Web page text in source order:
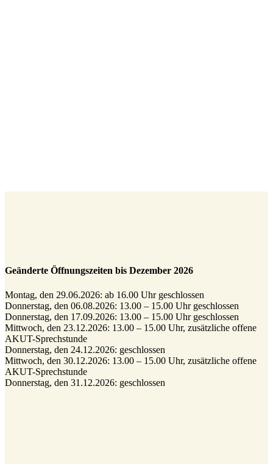
Geänderte Öffnungszeiten bis Dezember 2026
Montag, den 29.06.2026: ab 16.00 Uhr geschlossen
Donnerstag, den 06.08.2026: 13.00 – 15.00 Uhr geschlossen
Donnerstag, den 17.09.2026: 13.00 – 15.00 Uhr geschlossen
Mittwoch, den 23.12.2026: 13.00 – 15.00 Uhr, zusätzliche offene
AKUT-Sprechstunde
Donnerstag, den 24.12.2026: geschlossen
Mittwoch, den 30.12.2026: 13.00 – 15.00 Uhr, zusätzliche offene
AKUT-Sprechstunde
Donnerstag, den 31.12.2026: geschlossen